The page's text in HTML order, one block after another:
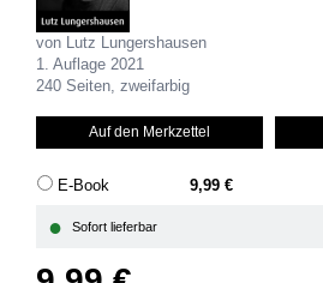
von Lutz Lungershausen
1. Auflage 2021
240 Seiten, zweifarbig
Auf den Merkzettel
E-Book 9,99 €
● Sofort lieferbar